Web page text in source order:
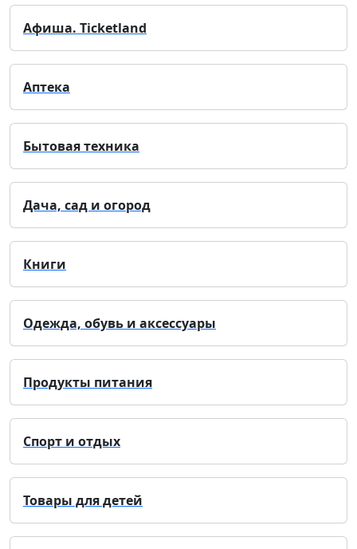
Афиша. Ticketland
Аптека
Бытовая техника
Дача, сад и огород
Книги
Одежда, обувь и аксессуары
Продукты питания
Спорт и отдых
Товары для детей